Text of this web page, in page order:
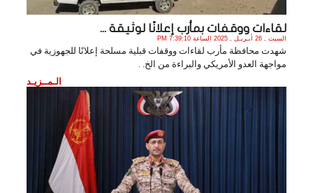
لقاءات ووقفات بمأرب إعلانًا لوثيقة ...
السبت , 26 أبـريـل , 2025 الساعة 7:39:10 PM
شهدت محافظة مأرب لقاءات ووقفات قبلية مسلحة إعلانًا للجهوزية في
مواجهة العدو الأمريكي والبراءة من الخ. .
الـمــزيـد